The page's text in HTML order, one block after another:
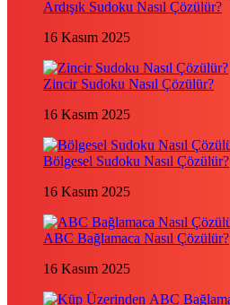
Ardışık Sudoku Nasıl Çözülür?
16 Kasım 2025
Zincir Sudoku Nasıl Çözülür?
16 Kasım 2025
Bölgesel Sudoku Nasıl Çözülür?
16 Kasım 2025
ABC Bağlamaca Nasıl Çözülür?
16 Kasım 2025